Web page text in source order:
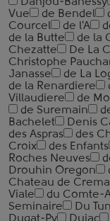
Vue
de Bendel
Courcel
de l'A
de la Butte
de la
Chezatte
De La
Christophe
Janasse
de La
de la Renardiere
Villaudiere
de
de Suremain
Bachelet
Denis
des Aspras
des
Croix
des Enfants
Roches Neuves
Drouhin Oregon
Chateau de
Viale
du Comte-
Seminaire
Du